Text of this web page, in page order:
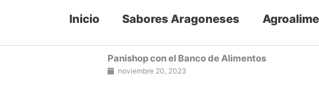
Inicio Sabores Aragoneses
Panishop con el Banco de Alimentos
noviembre 20, 2023